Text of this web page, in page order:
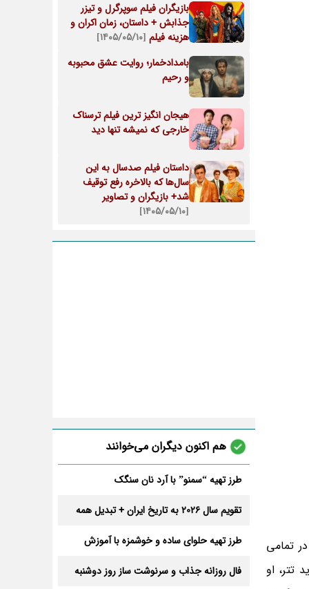
تمامی
تتر، او
بازیگران فیلم سوپرگرل و تیزر
جذابش + داستان، زمان اکران و
هزینه فیلم [۱۴۰۵/۰۵/۱۰]
بامدادخمار؛ روایت عشق محبوبه
و رحیم
هیجان انگیز ترین فیلم ترسناک
خارجی که نمیشه تنها دید
داستان فیلم صدسال به این
سال‌ها که بالاخره رفع توقیف
شد+ بازیگران و تصاویر
[۱۴۰۵/۰۵/۱۰]
هم اکنون دیگران می‌خوانند
طرز تهیه “سمنو” با آرد نان سنگک
تقویم سال 2026 به تاریخ ایران + تبدیل همه
طرز تهیه حلوای ساده و خوشمزه با آموزش
فال روزانه جذاب و سرنوشت ساز روز دوشنبه